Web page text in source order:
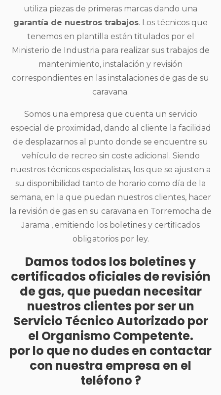
utiliza piezas de primeras marcas dando una
garantía de nuestros trabajos. Los técnicos que
tenemos en plantilla están titulados por el
Ministerio de Industria para realizar sus trabajos de
mantenimiento, instalación y revisión
correspondientes en las instalaciones de gas de su
caravana.
Somos una empresa que cuenta un servicio
especial de proximidad, dando al cliente la facilidad
de desplazarnos al punto donde se encuentre su
vehículo de recreo sin coste adicional. Siendo
nuestros técnicos especialistas, los que se ajusten a
su disponibilidad tanto de horario como día de la
semana, en la que puedan nuestros clientes, hacer
la revisión de gas en su caravana en Torremocha de
Jarama , emitiendo los boletines y certificados
obligatorios por ley.
Damos todos los boletines y
certificados oficiales de revisión
de gas, que puedan necesitar
nuestros clientes por ser un
Servicio Técnico Autorizado por
el Organismo Competente.
por lo que no dudes en contactar
con nuestra empresa en el
teléfono ?